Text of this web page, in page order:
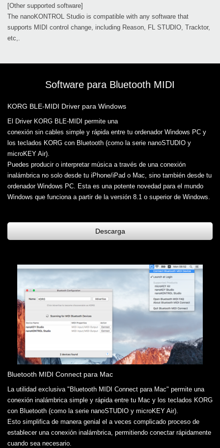
[Other supported software]
The nanoKONTROL Studio is compatible with any software that
supports MIDI control change, including Reason, FL STUDIO, Tracktor,
etc,.
Software para Bluetooth MIDI
KORG BLE-MIDI Driver para Windows
El Driver KORG BLE-MIDI permite una
conexión sin cables simple y rápida entre tu ordenador Windows PC y
los teclados KORG con Bluetooth (como la serie nanoSTUDIO y
microKEY Air).
Puedes producir o interpretar música a través de una conexión
inalámbrica no solo desde tu iPhone/iPad o Mac, sino también desde tu
ordenador Windows PC. Esta es una potente novedad para el mundo
Windows que funciona a partir de la versión 8.1 o superior de Windows.
Descarga
Bluetooth MIDI Connect para Mac
La utilidad exclusiva "Bluetooth MIDI Connect para Mac" permite una
conexión inalámbrica simple y rápida entre tu Mac y los teclados KORG
con Bluetooth (como la serie nanoSTUDIO y microKEY Air).
Esto simplifica de manera genial el a veces complicado proceso de
establecer una conexión inalámbrica, permitiendo conectar rápidamente
cuando sea necesario.